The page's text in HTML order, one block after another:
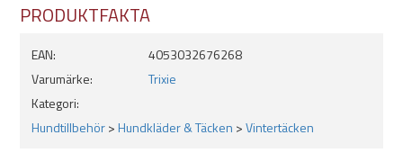
Skötselråd:
Tvättas på 30°C
PRODUKTFAKTA
EAN:
4053032676268
Varumärke:
Trixie
Kategori:
Hundtillbehör>Hundkläder & Täcken >Vintertäcken